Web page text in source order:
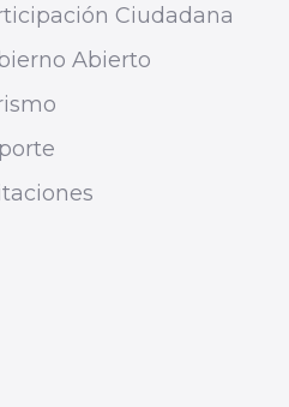
Ciudadana
Abierto